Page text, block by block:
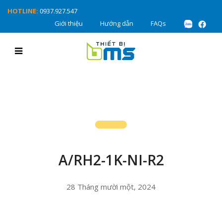
HOTLINE: 0937.927.547
Giới thiệu
Hướng dẫn FAQs
A/RH2-1K-NI-R2
28 Tháng mười một, 2024